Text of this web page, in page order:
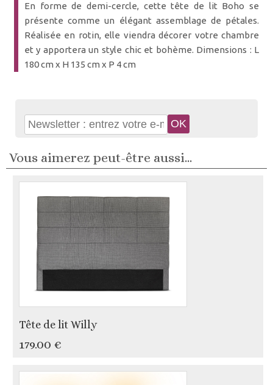
En forme de demi-cercle, cette tête de lit Boho se
présente comme un élégant assemblage de pétales.
Réalisée en rotin, elle viendra décorer votre chambre
et y apportera un style chic et bohème. Dimensions : L
180 cm x H 135 cm x P 4 cm
Vous aimerez peut-être aussi...
Tête de lit Willy
179.00 €